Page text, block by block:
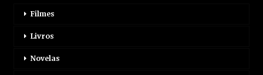
Filmes
Livros
Novelas